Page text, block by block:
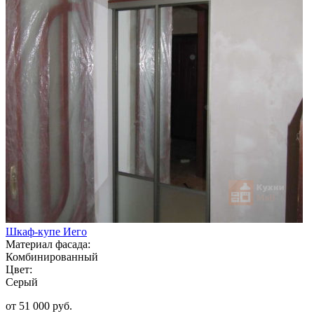
Шкаф-купе Иего
Материал фасада:
Комбинированный
Цвет:
Серый
от 51 000 руб.